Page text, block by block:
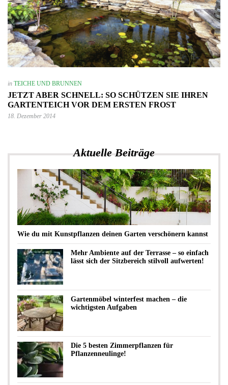
in TEICHE UND BRUNNEN
JETZT ABER SCHNELL: SO SCHÜTZEN SIE IHREN
GARTENTEICH VOR DEM ERSTEN FROST
18. Dezember 2014
Aktuelle Beiträge
Wie du mit Kunstpflanzen deinen Garten verschönern kannst
Mehr Ambiente auf der Terrasse – so einfach
lässt sich der Sitzbereich stilvoll aufwerten!
Gartenmöbel winterfest machen – die
wichtigsten Aufgaben
Die 5 besten Zimmerpflanzen für
Pflanzenneulinge!